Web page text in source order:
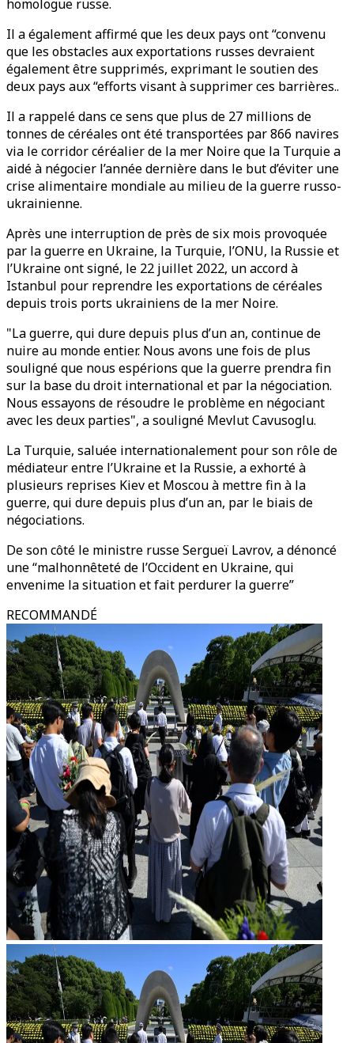
homologue russe.
Il a également affirmé que les deux pays ont “convenu
que les obstacles aux exportations russes devraient
également être supprimés, exprimant le soutien des
deux pays aux “efforts visant à supprimer ces barrières..
Il a rappelé dans ce sens que plus de 27 millions de
tonnes de céréales ont été transportées par 866 navires
via le corridor céréalier de la mer Noire que la Turquie a
aidé à négocier l’année dernière dans le but d’éviter une
crise alimentaire mondiale au milieu de la guerre russo-
ukrainienne.
Après une interruption de près de six mois provoquée
par la guerre en Ukraine, la Turquie, l’ONU, la Russie et
l’Ukraine ont signé, le 22 juillet 2022, un accord à
Istanbul pour reprendre les exportations de céréales
depuis trois ports ukrainiens de la mer Noire.
"La guerre, qui dure depuis plus d’un an, continue de
nuire au monde entier. Nous avons une fois de plus
souligné que nous espérions que la guerre prendra fin
sur la base du droit international et par la négociation.
Nous essayons de résoudre le problème en négociant
avec les deux parties", a souligné Mevlut Cavusoglu.
La Turquie, saluée internationalement pour son rôle de
médiateur entre l’Ukraine et la Russie, a exhorté à
plusieurs reprises Kiev et Moscou à mettre fin à la
guerre, qui dure depuis plus d’un an, par le biais de
négociations.
De son côté le ministre russe Sergueï Lavrov, a dénoncé
une “malhonnêteté de l’Occident en Ukraine, qui
envenime la situation et fait perdurer la guerre”
RECOMMANDÉ